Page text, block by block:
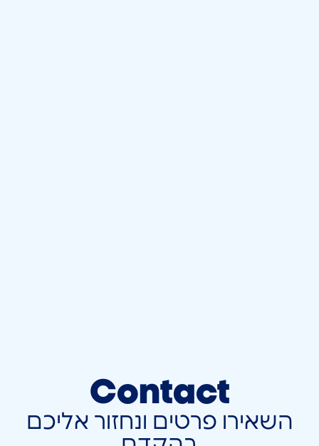
Contact
השאירו פרטים ונחזור אליכם